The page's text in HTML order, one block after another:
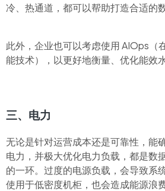
冷、热通道，都可以帮助打造合适的
此外，企业也可以考虑使用 AIOps（
能技术），以更好地衡量、优化能效水
三、电力
无论是针对运营成本还是可靠性，能
电力，并极大优化电力负载，都是数
的一环。过度的电源负载，会导致系
使用于低密度机柜，也会造成能源浪